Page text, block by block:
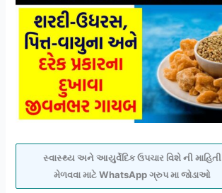
સ્વાસ્થ્ય અને આયુર્વેદિક ઉપચાર વિશે ની માહિતી
મેળવવા માટે WhatsApp ગ્રુપ મા જોડાઓ